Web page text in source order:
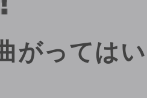
がっては